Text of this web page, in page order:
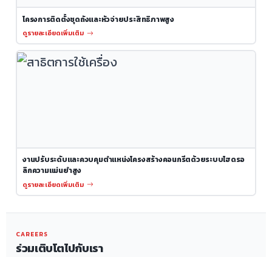
โครงการติดตั้งชุดถังและหัวจ่ายประสิทธิภาพสูง
ดูรายละเอียดเพิ่มเติม
งานปรับระดับและควบคุมตำแหน่งโครงสร้างคอนกรีตด้วยระบบไฮดรอ
ลิกความแม่นยำสูง
ดูรายละเอียดเพิ่มเติม
CAREERS
ร่วมเติบโตไปกับเรา